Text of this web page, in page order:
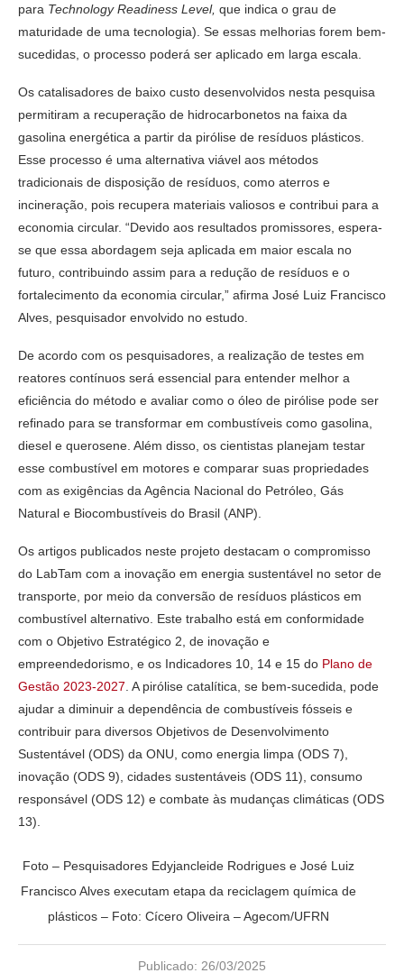
para Technology Readiness Level, que indica o grau de
maturidade de uma tecnologia). Se essas melhorias forem bem-
sucedidas, o processo poderá ser aplicado em larga escala.
Os catalisadores de baixo custo desenvolvidos nesta pesquisa
permitiram a recuperação de hidrocarbonetos na faixa da
gasolina energética a partir da pirólise de resíduos plásticos.
Esse processo é uma alternativa viável aos métodos
tradicionais de disposição de resíduos, como aterros e
incineração, pois recupera materiais valiosos e contribui para a
economia circular. “Devido aos resultados promissores, espera-
se que essa abordagem seja aplicada em maior escala no
futuro, contribuindo assim para a redução de resíduos e o
fortalecimento da economia circular,” afirma José Luiz Francisco
Alves, pesquisador envolvido no estudo.
De acordo com os pesquisadores, a realização de testes em
reatores contínuos será essencial para entender melhor a
eficiência do método e avaliar como o óleo de pirólise pode ser
refinado para se transformar em combustíveis como gasolina,
diesel e querosene. Além disso, os cientistas planejam testar
esse combustível em motores e comparar suas propriedades
com as exigências da Agência Nacional do Petróleo, Gás
Natural e Biocombustíveis do Brasil (ANP).
Os artigos publicados neste projeto destacam o compromisso
do LabTam com a inovação em energia sustentável no setor de
transporte, por meio da conversão de resíduos plásticos em
combustível alternativo. Este trabalho está em conformidade
com o Objetivo Estratégico 2, de inovação e
empreendedorismo, e os Indicadores 10, 14 e 15 do Plano de
Gestão 2023-2027 . A pirólise catalítica, se bem-sucedida, pode
ajudar a diminuir a dependência de combustíveis fósseis e
contribuir para diversos Objetivos de Desenvolvimento
Sustentável (ODS) da ONU, como energia limpa (ODS 7),
inovação (ODS 9), cidades sustentáveis (ODS 11), consumo
responsável (ODS 12) e combate às mudanças climáticas (ODS
13).
Foto – Pesquisadores Edyjancleide Rodrigues e José Luiz
Francisco Alves executam etapa da reciclagem química de
plásticos – Foto: Cícero Oliveira – Agecom/UFRN
Publicado: 26/03/2025